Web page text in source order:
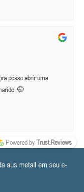
posso abrir uma
🤭
Powered byTrust.Reviews
aus metall em seu e-